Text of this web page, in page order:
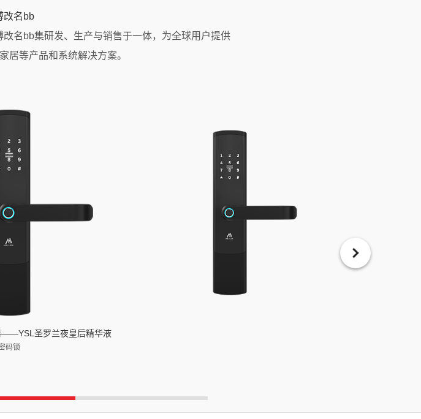
改名bb
名bb集研发、生产与销售于一体，为全球用户提供
居等产品和系统解决方案。
——YSL圣罗兰夜皇后精华液
码锁